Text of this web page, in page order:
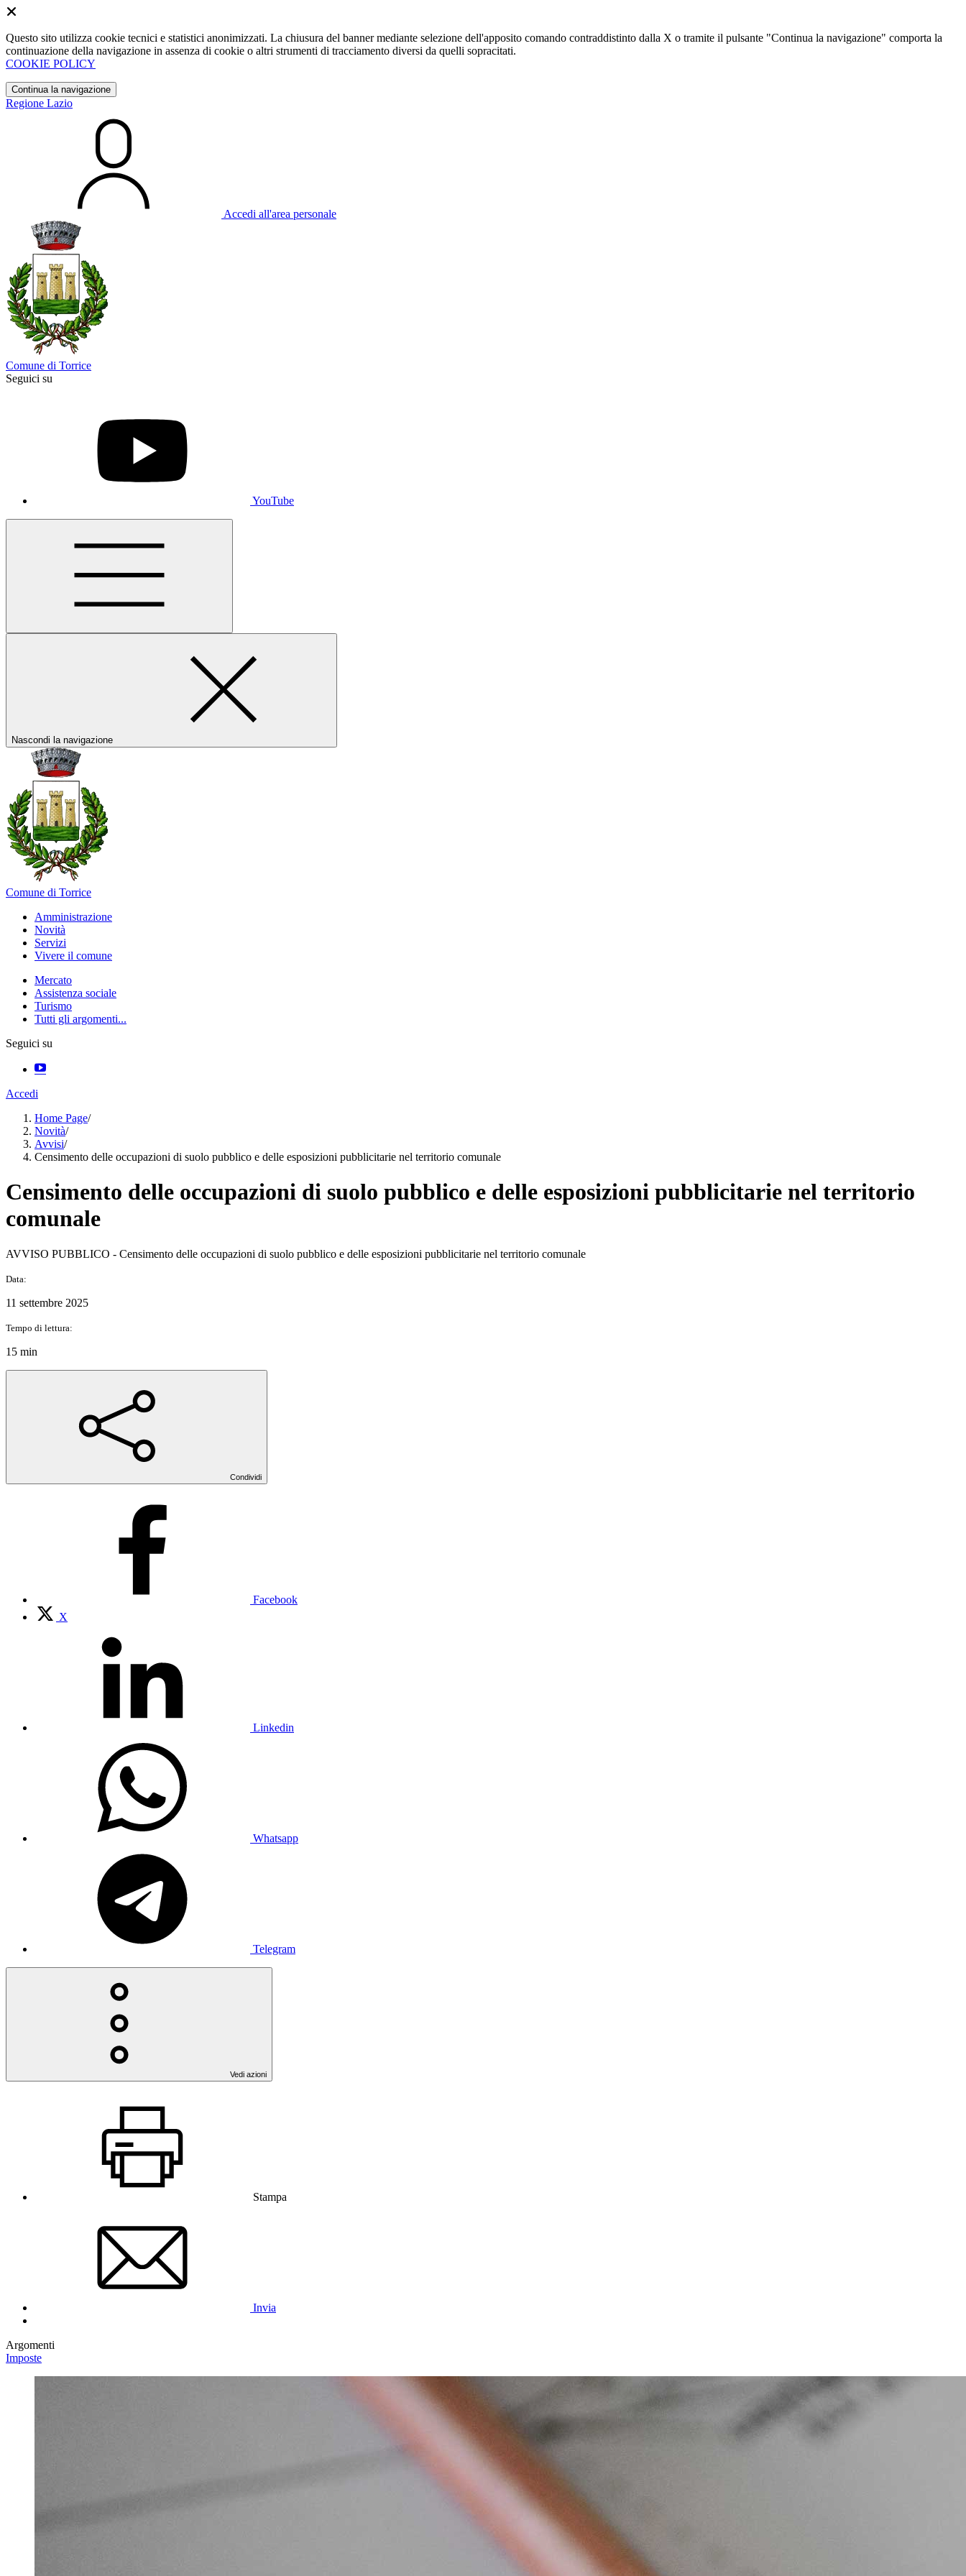
Questo sito utilizza cookie tecnici e statistici anonimizzati. La chiusura del banner mediante selezione dell'apposito comando contraddistinto dalla X o tramite il pulsante "Continua la navigazione" comporta la
continuazione della navigazione in assenza di cookie o altri strumenti di tracciamento diversi da quelli sopracitati.
COOKIE POLICY
Continua la navigazione
Regione Lazio
Accedi all'area personale
Comune di Torrice
Seguici su
YouTube
Nascondi la navigazione
Comune di Torrice
Amministrazione
Novità
Servizi
Vivere il comune
Mercato
Assistenza sociale
Turismo
Tutti gli argomenti...
Seguici su
Accedi
Home Page/
Novità/
Avvisi/
Censimento delle occupazioni di suolo pubblico e delle esposizioni pubblicitarie nel territorio comunale
Censimento delle occupazioni di suolo pubblico e delle esposizioni pubblicitarie nel territorio
comunale
AVVISO PUBBLICO - Censimento delle occupazioni di suolo pubblico e delle esposizioni pubblicitarie nel territorio comunale
Data:
11 settembre 2025
Tempo di lettura:
15 min
Condividi
Facebook
X
Linkedin
Whatsapp
Telegram
Vedi azioni
Stampa
Invia
Argomenti
Imposte